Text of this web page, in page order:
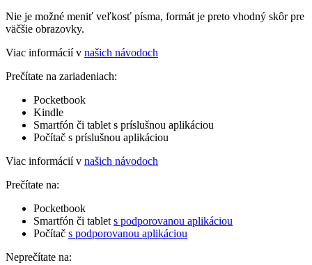
Nie je možné meniť veľkosť písma, formát je preto vhodný skôr pre
väčšie obrazovky.
Viac informácií v našich návodoch
Prečítate na zariadeniach:
Pocketbook
Kindle
Smartfón či tablet s príslušnou aplikáciou
Počítač s príslušnou aplikáciou
Viac informácií v našich návodoch
Prečítate na:
Pocketbook
Smartfón či tablet s podporovanou aplikáciou
Počítač s podporovanou aplikáciou
Neprečítate na: